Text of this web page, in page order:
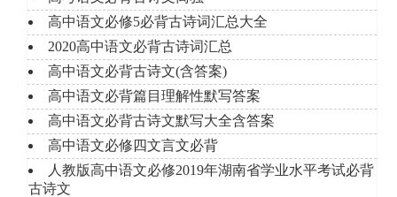
高中语文必修5必背古诗词汇总大全
2020高中语文必背古诗词汇总
高中语文必背古诗文(含答案)
高中语文必背篇目理解性默写答案
高中语文必背古诗文默写大全含答案
高中语文必修四文言文必背
人教版高中语文必修2019年湖南省学业水平考试必背
古诗文